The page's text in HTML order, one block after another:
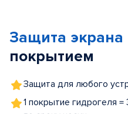
5
Защита экрана
покрытием
Защита для любого
1 покрытие гидрогеля